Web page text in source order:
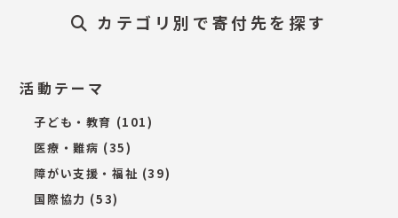
カテゴリ別で寄付先を探す
活動テーマ
子ども・教育 (101)
医療・難病 (35)
障がい支援・福祉 (39)
国際協力 (53)